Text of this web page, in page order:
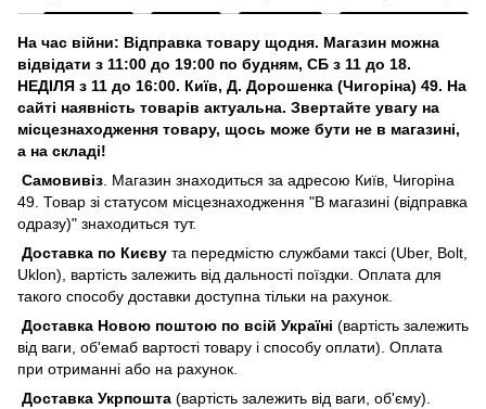
На час війни: Відправка товару щодня. Магазин можна
відвідати з 11:00 до 19:00 по будням, СБ з 11 до 18.
НЕДІЛЯ з 11 до 16:00. Київ, Д. Дорошенка (Чигоріна) 49. На
сайті наявність товарів актуальна. Звертайте увагу на
місцезнаходження товару, щось може бути не в магазині,
а на складі!
Самовивіз . Магазин знаходиться за адресою Київ, Чигоріна
49. Товар зі статусом місцезнаходження "В магазині (відправка
одразу)" знаходиться тут.
Доставка по Києву та передмістю службами таксі (Uber, Bolt,
Uklon), вартість залежить від дальності поїздки. Оплата для
такого способу доставки доступна тільки на рахунок.
Доставка Новою поштою по всій Україні (вартість залежить
від ваги, об'емаб вартості товару і способу оплати). Оплата
при отриманні або на рахунок.
Доставка Укрпошта (вартість залежить від ваги, об'єму).